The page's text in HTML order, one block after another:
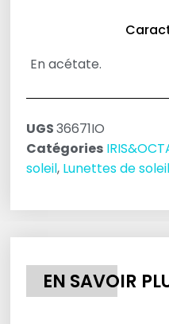
En acétate.
UGS36671IO
Catégories
soleil, Lunettes de
EN SAVOIR